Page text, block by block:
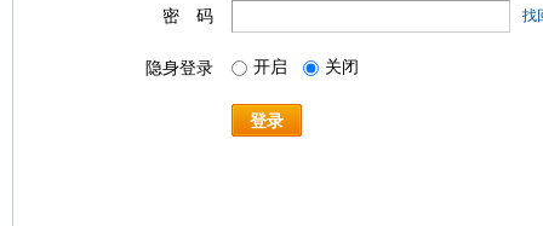
密 码 找
隐身登录 开启 关闭
登录